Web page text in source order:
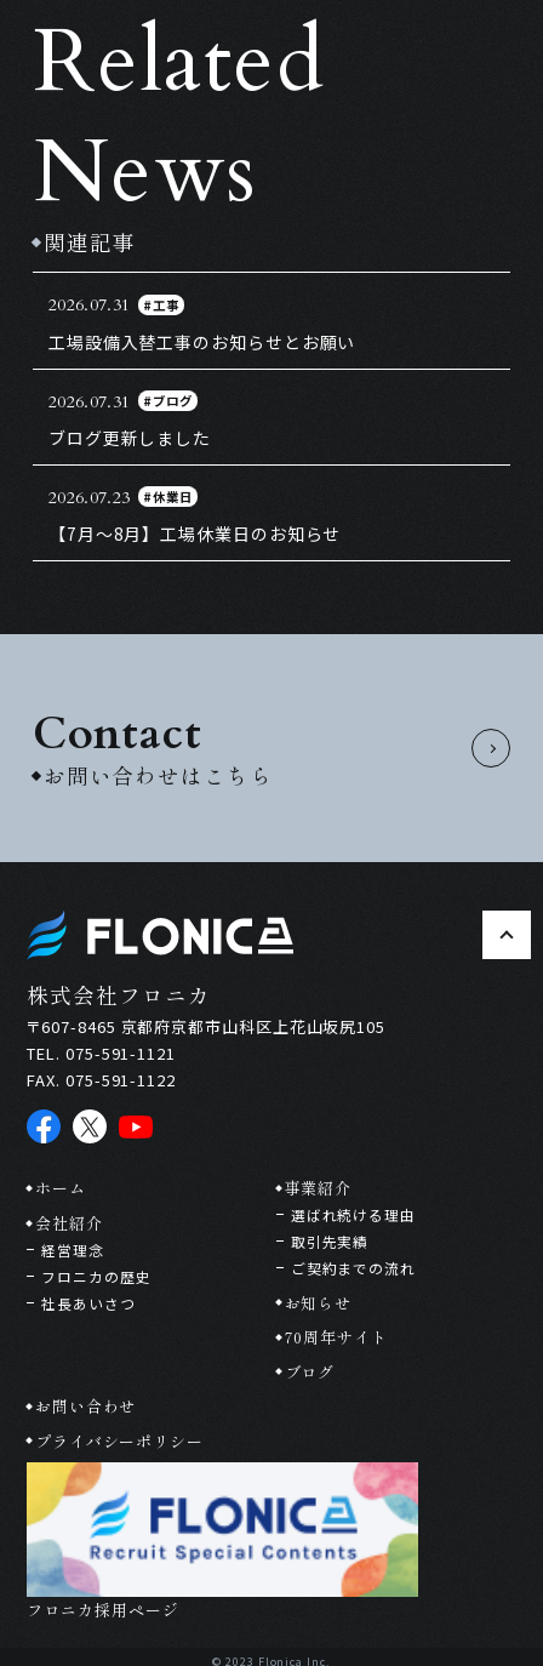
Related
News
関連記事
2026.07.31 #工事
工場設備入替工事のお知らせとお願い
2026.07.31 #ブログ
ブログ更新しました
2026.07.23 #休業日
【7月～8月】工場休業日のお知らせ
Contact
お問い合わせはこちら
株式会社フロニカ
〒607-8465 京都府京都市山科区上花山坂尻105
TEL. 075-591-1121
FAX. 075-591-1122
ホーム
会社紹介
経営理念
フロニカの歴史
社長あいさつ
事業紹介
選ばれ続ける理由
取引先実績
ご契約までの流れ
お知らせ
70周年サイト
ブログ
お問い合わせ
プライバシーポリシー
フロニカ採用ページ
© 2023 Flonica Inc.